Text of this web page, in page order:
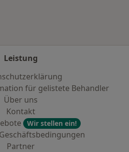
Leistung
für gelistete Behandler
Über uns
Kontakt
Wir stellen ein!
Partner